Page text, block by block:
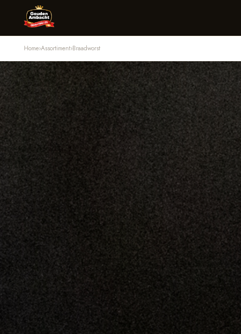
Home›Assortiment›Braadworst